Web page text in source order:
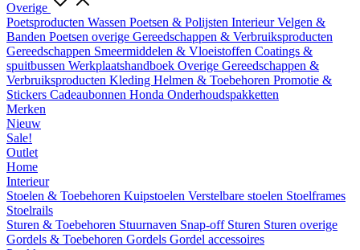
Overige
Poetsproducten Wassen Poetsen & Polijsten InterieurVelgen &
Banden Poetsen overige Gereedschappen & Verbruiksproducten
Gereedschappen Smeermiddelen & Vloeistoffen Coatings &
spuitbussen Werkplaatshandboek Overige Gereedschappen &
Verbruiksproducten Kleding Helmen & Toebehoren Promotie &
Stickers Cadeaubonnen Honda Onderhoudspakketten
Merken
Nieuw
Sale!
Outlet
Home
Interieur
Stoelen & Toebehoren Kuipstoelen Verstelbare stoelen Stoelframes
Stoelrails
Sturen & Toebehoren Stuurnaven Snap-off Sturen Sturen overige
Gordels & Toebehoren Gordels Gordel accessoires